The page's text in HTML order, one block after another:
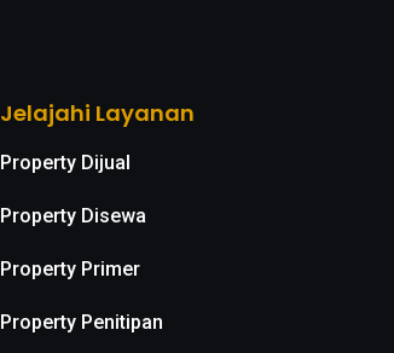
Jelajahi Layanan
Property Dijual
Property Disewa
Property Primer
Property Penitipan